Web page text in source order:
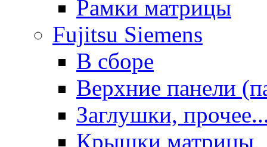
Рамки матрицы
Fujitsu Siemens
В сборе
Верхние панели
Заглушки,
Крышки матрицы